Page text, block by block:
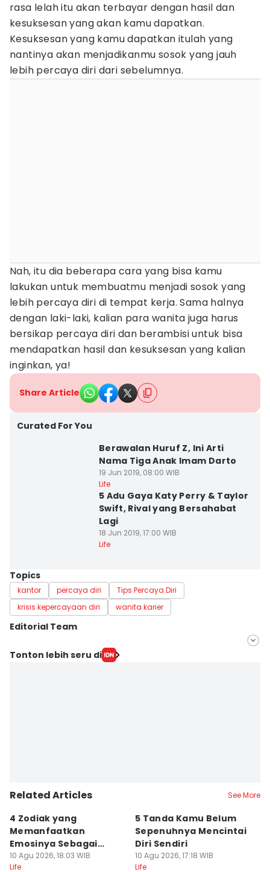
rasa lelah itu akan terbayar dengan hasil dan
kesuksesan yang akan kamu dapatkan.
Kesuksesan yang kamu dapatkan itulah yang
nantinya akan menjadikanmu sosok yang jauh
lebih percaya diri dari sebelumnya.
Nah, itu dia beberapa cara yang bisa kamu
lakukan untuk membuatmu menjadi sosok yang
lebih percaya diri di tempat kerja. Sama halnya
dengan laki-laki, kalian para wanita juga harus
bersikap percaya diri dan berambisi untuk bisa
mendapatkan hasil dan kesuksesan yang kalian
inginkan, ya!
Share Article
Curated For You
Berawalan Huruf Z, Ini Arti
Nama Tiga Anak Imam Darto
19 Jun 2019, 08:00 WIB
Life
5 Adu Gaya Katy Perry & Taylor
Swift, Rival yang Bersahabat
Lagi
18 Jun 2019, 17:00 WIB
Life
Topics
kantor percaya diri
Tips Percaya Diri
krisis kepercayaan diri
wanita karier
Editorial Team
Editor
Tonton lebih seru di
Related Articles See More
4 Zodiak yang
Memanfaatkan
Emosinya Sebagai
Senjata, Manipulatif?
10 Agu 2026, 18:03 WIB
Life
5 Tanda Kamu Belum
Sepenuhnya Mencintai
Diri Sendiri
10 Agu 2026, 17:18 WIB
Life